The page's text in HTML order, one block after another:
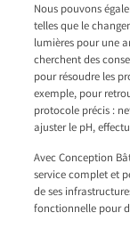
Nous pouvons
telles que le
lumières pour une
cherchent des
pour résoudre les
exemple, pour
protocole précis :
ajuster le pH,
Avec Conception
service complet et
de ses
fonctionnelle pour